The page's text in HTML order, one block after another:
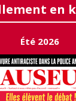
en
Été 2026